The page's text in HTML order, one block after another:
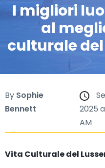
I migliori
al
culturale
By Sophie
Bennett
2025
AM
Vita Culturale del